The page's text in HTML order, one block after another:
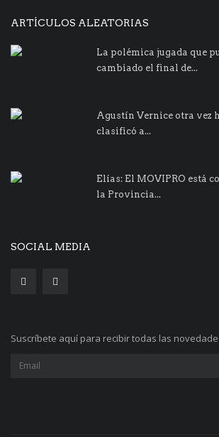
ARTÍCULOS ALEATORIAS
La polémica jugada que
cambiado el final de...
Agustín Vernice otra vez
clasificó a...
Elías: El MOVIPRO está
la Provincia...
SOCIAL MEDIA
Suscríbete aquí para recibir todas las